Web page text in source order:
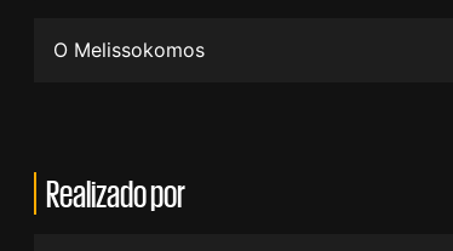
O Melissokomos
Realizado por